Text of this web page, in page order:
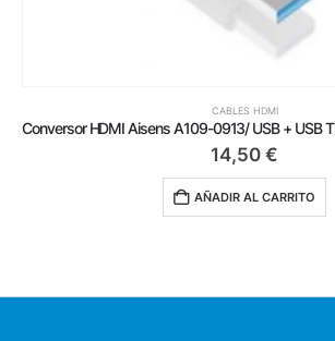
CABLES HDMI
14,50 €
AÑADIR AL CARRITO